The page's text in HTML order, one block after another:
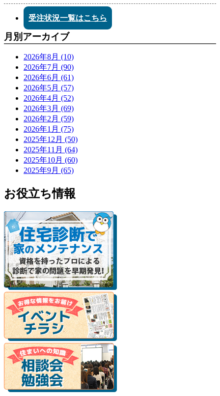
受注状況一覧はこちら
月別アーカイブ
2026年8月 (10)
2026年7月 (90)
2026年6月 (61)
2026年5月 (57)
2026年4月 (52)
2026年3月 (69)
2026年2月 (59)
2026年1月 (75)
2025年12月 (50)
2025年11月 (64)
2025年10月 (60)
2025年9月 (65)
お役立ち情報